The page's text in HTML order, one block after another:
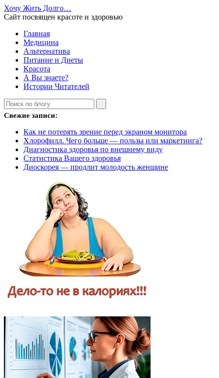
Хочу Жить Долго…
Сайт посвящен красоте и здоровью
Главная
Медицина
Альтернатива
Питание и Диеты
Красота
А Вы знаете?
Истории Читателей
Свежие записи:
Как не потерять зрение перед экраном монитора
Хлорофилл. Чего больше — пользы или маркетинга?
Диагностика здоровья по внешнему виду
Статистика Вашего здоровья
Диоскорея — продлит молодость женщине